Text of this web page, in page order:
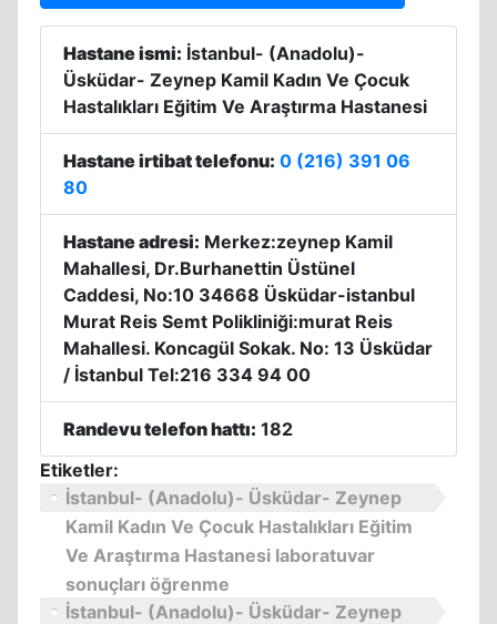
Hastane ismi: İstanbul- (Anadolu)-
Üsküdar- Zeynep Kamil Kadın Ve Çocuk
Hastalıkları Eğitim Ve Araştırma Hastanesi
Hastane irtibat telefonu: 0 (216) 391 06
80
Hastane adresi: Merkez:zeynep Kamil
Mahallesi, Dr.Burhanettin Üstünel
Caddesi, No:10 34668 Üsküdar-istanbul
Murat Reis Semt Polikliniği:murat Reis
Mahallesi. Koncagül Sokak. No: 13 Üsküdar
/ İstanbul Tel:216 334 94 00
Randevu telefon hattı: 182
Etiketler:
İstanbul- (Anadolu)- Üsküdar- Zeynep
Kamil Kadın Ve Çocuk Hastalıkları Eğitim
Ve Araştırma Hastanesi laboratuvar
sonuçları öğrenme
İstanbul- (Anadolu)- Üsküdar- Zeynep